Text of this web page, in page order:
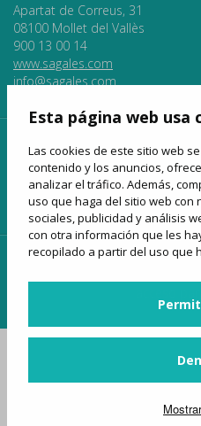
Esta página web usa
Las cookies de este sitio web
contenido y los anuncios,
analizar el tráfico. Además,
uso que haga del sitio web
sociales, publicidad y análisis
con otra información que les
recopilado a partir del uso que
Apartat de Correus, 31
08100 Mollet del Vallès
900 13 00 14
www.sagales.com
info@sagales.com
inicio quiénes
líneas regulares
venta online